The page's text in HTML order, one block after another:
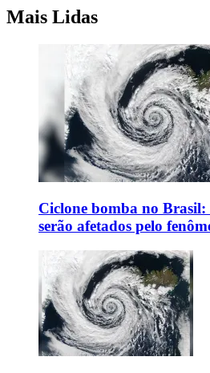
Mais Lidas
Ciclone bomba no Brasil:
serão afetados pelo